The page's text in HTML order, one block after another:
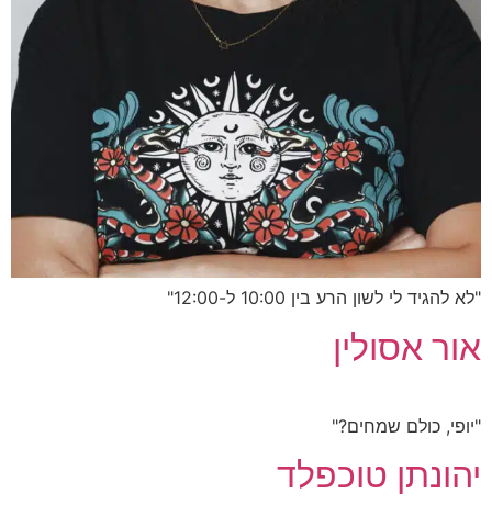
"לא להגיד לי לשון הרע בין 10:00 ל-12:00"
אור אסולין
"יופי, כולם שמחים?"
יהונתן טוכפלד